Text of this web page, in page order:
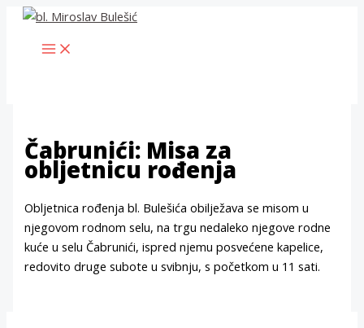
Skip
content
MAIN
MENU
Čabrunići: Misa za
obljetnicu rođenja
Obljetnica rođenja bl. Bulešića obilježava se misom u
njegovom rodnom selu, na trgu nedaleko njegove rodne
kuće u selu Čabrunići, ispred njemu posvećene kapelice,
redovito druge subote u svibnju, s početkom u 11 sati.